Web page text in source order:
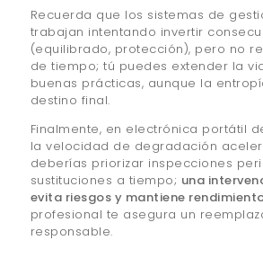
Recuerda que los sistemas de
trabajan intentando invertir
(equilibrado, protección), pero no
de tiempo; tú puedes extender la
buenas prácticas, aunque la
destino final.
Finalmente, en electrónica portátil
la velocidad de degradación
deberías priorizar inspecciones
sustituciones a tiempo; una
evita riesgos y mantiene
profesional te asegura un
responsable.